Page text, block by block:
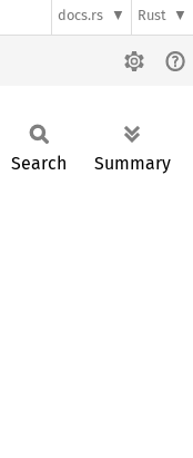
docs.rs Rust
Search Summary